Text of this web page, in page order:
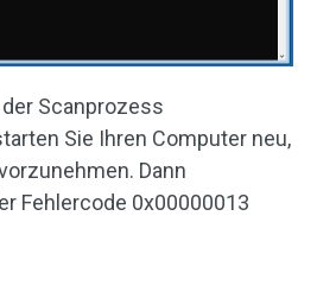
Scanprozess
Sie Ihren Computer neu,
Dann
Fehlercode 0x00000013